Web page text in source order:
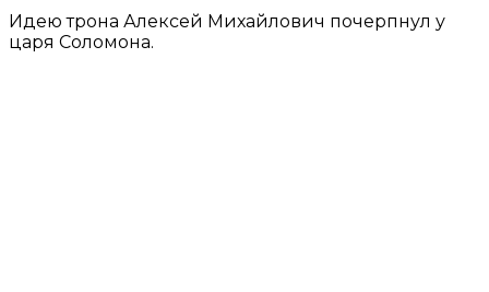
Идею трона Алексей Михайлович почерпнул у
царя Соломона.